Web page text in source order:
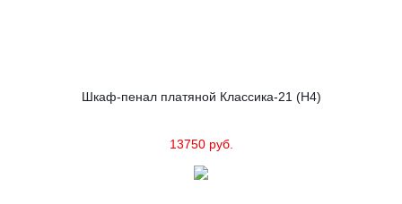
Шкаф-пенал платяной Классика-21 (Н4)
13750 руб.